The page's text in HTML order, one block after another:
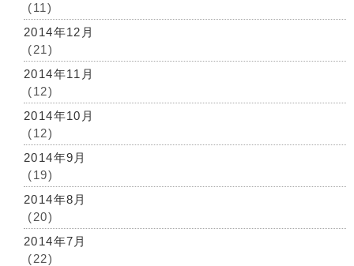
(11)
2014年12月
(21)
2014年11月
(12)
2014年10月
(12)
2014年9月
(19)
2014年8月
(20)
2014年7月
(22)